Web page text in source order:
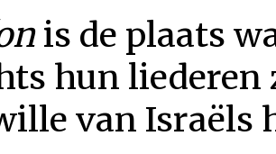
is de plaats
hun
van Israëls